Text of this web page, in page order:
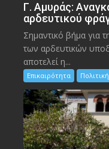
Γ. Αμυράς:
αρδευτικού
Σημαντικό βήμα για
των αρδευτικών
αποτελεί η...
Επικαιρότητα Πολιτική